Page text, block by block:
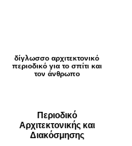
δίγλωσσο αρχιτεκτονικό
περιοδικό για το σπίτι και
τον άνθρωπο
Περιοδικό
Αρχιτεκτονικής και
Διακόσμησης